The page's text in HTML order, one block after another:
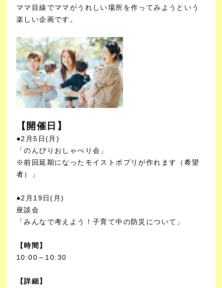
ママ目線でママがうれしい場所を作ってみようという
楽しい企画です。
【開催日】
●2月5日(月)
「のんびりおしゃべり会」
※前回延期になったモイストポプリが作れます（希望
者）」
●2月19日(月)
座談会
「みんなで考えよう！子育て中の防災について」
【時間】
10:00～10:30
【詳細】